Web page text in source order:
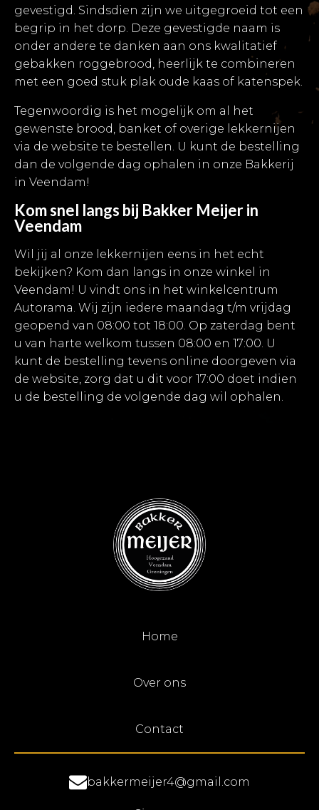
gevestigd. Sindsdien zijn we uitgegroeid tot een
begrip in het dorp. Deze gevestigde naam is
onder andere te danken aan ons kwalitatief
gebakken roggebrood, heerlijk te combineren
met een goed stuk plak oude kaas of katenspek.
Tegenwoordig is het mogelijk om al het
gewenste brood, banket of overige lekkernijen
via de website te bestellen. U kunt de bestelling
dan de volgende dag ophalen in onze Bakkerij
in Veendam!
Kom snel langs bij Bakker Meijer in
Veendam
Wil jij al onze lekkernijen eens in het echt
bekijken? Kom dan langs in onze winkel in
Veendam! U vindt ons in het winkelcentrum
Autorama. Wij zijn iedere maandag t/m vrijdag
geopend van 08:00 tot 18:00. Op zaterdag bent
u van harte welkom tussen 08:00 en 17:00. U
kunt de bestelling tevens online doorgeven via
de website, zorg dat u dit voor 17:00 doet indien
u de bestelling de volgende dag wil ophalen.
Home
Over ons
Contact
bakkermeijer4@gmail.com